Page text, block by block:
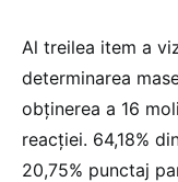
Al treilea item a
determinarea
obținerea a 16
reacției. 64,18%
20,75% punctaj